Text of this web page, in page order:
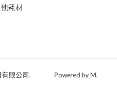
耗材
有限公司. Powered by M.